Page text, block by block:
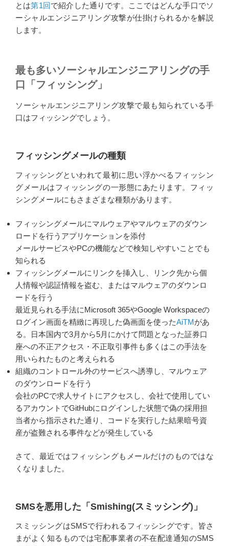
とは第1回で紹介した通りです。ここではどんな手口でソ
ーシャルエンジニアリング攻撃が仕掛けられるかを解説
します。
最も多いソーシャルエンジニアリングの手
口「フィッシング」
ソーシャルエンジニアリング攻撃で最も知られている手
口はフィッシングでしょう。
フィッシングメールの種類
フィッシングといわれて最初に思い浮かべるフィッシン
グメールはフィッシングの一形態にあたります。フィッ
シングメールにもさまざまな種類があります。
フィッシングメールにマルウェアやマルウェアのダウン
ロードを行うアプリケーションを添付
メールサービスやPCの機能などで検知しやすいことでも
知られる
フィッシングメールにリンクを挿入し、リンク先から個
人情報や認証情報を盗む、またはマルウェアのダウンロ
ードを行う
最近見られる手法にMicrosoft 365やGoogle Workspaceの
ログイン画面を精緻に再現した偽画面を使ったAiTMがあ
る。日本国内で3月から5月にかけて問題となった証券口
座への不正アクセス・不正取引事件も多くはこの手法を
用いられたものと考えられる
組織のコントロール外のサービスへ誘導し、マルウェア
のダウンロードを行う
会社のPCで求人サイトにアクセスし、会社で使用してい
るアカウントでGitHubにログインした状態で偽の採用担
当者から指示された通り、コードを実行した結果暗号資
産が盗難される事件などが発生している
さて、最近ではフィッシングもメールだけのものではな
くなりました。
SMSを悪用した「Smishing(スミッシング)」
スミッシングはSMSで行われるフィッシングです。皆さ
まがよく知るものでは宅配事業者の不在配達通知のSMS